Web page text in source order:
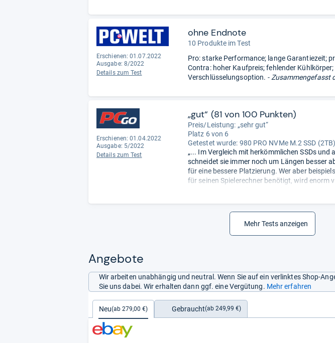
Erschienen: 01.07.2022
Ausgabe: 8/2022
Details zum Test
ohne Endnote
10 Produkte im Test
Pro: starke Performance; lange Garantiezeit;
Contra: hoher Kaufpreis; fehlender Kühlkörper;
Verschlüsselungsoption. - Zusammengefasst
Erschienen: 01.04.2022
Ausgabe: 5/2022
Details zum Test
„gut“ (81 von 100 Punkten)
Preis/Leistung: „sehr gut“
Platz 6 von 6
Getestet wurde: 980 PRO NVMe M.2 SSD (2TB)
„... Im Vergleich mit herkömmlichen SSDs und
schneidet sie immer noch um Längen besser
für eine bessere Platzierung. Wer aber
für seinen Spielerechner benötigt, wird enorm
Mehr Tests anzeigen
Angebote
Wir arbeiten unabhängig und neutral. Wenn Sie auf ein verlinktes Shop-
Sie uns dabei. Wir erhalten dann ggf. eine Vergütung. Mehr erfahren
Neu(ab 279,00 €) Gebraucht(ab 249,99 €)